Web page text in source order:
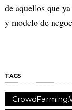
de aquellos que
y modelo de
TAGS